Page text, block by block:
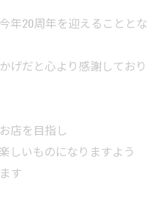
年20周年を迎えることとな
げだと心より感謝しており
店を目指し
しいものになりますよう
す